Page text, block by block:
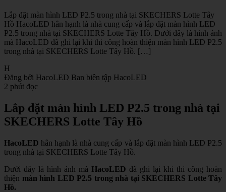
Lắp đặt màn hình LED P2.5 trong nhà tại SKECHERS Lotte Tây
Hồ HacoLED hân hạnh là nhà cung cấp và lắp đặt màn hình LED
P2.5 trong nhà tại SKECHERS Lotte Tây Hồ. Dưới đây là hình ảnh
mà HacoLED đã ghi lại khi thi công hoàn thiện màn hình LED P2.5
trong nhà tại SKECHERS Lotte Tây Hồ. […]
H
Đăng bởi HacoLED Ban biên tập HacoLED
2 phút đọc
Lắp đặt màn hình LED P2.5 trong nhà tại
SKECHERS Lotte Tây Hồ
HacoLED hân hạnh là nhà cung cấp và lắp đặt màn hình LED P2.5
trong nhà tại SKECHERS Lotte Tây Hồ.
Dưới đây là hình ảnh mà HacoLED đã ghi lại khi thi công hoàn
thiện màn hình LED P2.5 trong nhà tại SKECHERS Lotte Tây
Hồ.